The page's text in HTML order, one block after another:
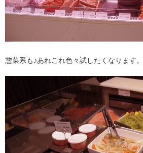
惣菜系も♪あれこれ色々試したくなります。